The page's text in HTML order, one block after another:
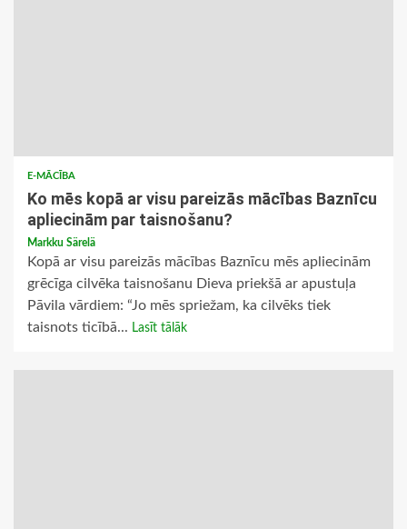
E-MĀCĪBA
Ko mēs kopā ar visu pareizās mācības Baznīcu
apliecinām par taisnošanu?
Markku Särelä
Kopā ar visu pareizās mācības Baznīcu mēs apliecinām
grēcīga cilvēka taisnošanu Dieva priekšā ar apustuļa
Pāvila vārdiem: “Jo mēs spriežam, ka cilvēks tiek
taisnots ticībā... Lasīt tālāk